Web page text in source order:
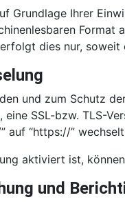
Grundlage Ihrer
dies nur, soweit
und zum Schutz
SSL-bzw. TLS-
auf “https://”
aktiviert ist,
und